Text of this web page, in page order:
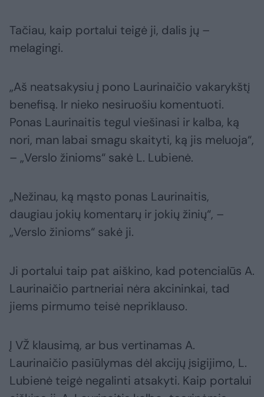
Tačiau, kaip portalui teigė ji, dalis jų –
melagingi.
„Aš neatsakysiu į pono Laurinaičio vakarykštį
benefisą. Ir nieko nesiruošiu komentuoti.
Ponas Laurinaitis tegul viešinasi ir kalba, ką
nori, man labai smagu skaityti, ką jis meluoja“,
– „Verslo žinioms“ sakė L. Lubienė.
„Nežinau, ką mąsto ponas Laurinaitis,
daugiau jokių komentarų ir jokių žinių“, –
„Verslo žinioms“ sakė ji.
Ji portalui taip pat aiškino, kad potencialūs A.
Laurinaičio partneriai nėra akcininkai, tad
jiems pirmumo teisė nepriklauso.
Į VŽ klausimą, ar bus vertinamas A.
Laurinaičio pasiūlymas dėl akcijų įsigijimo, L.
Lubienė teigė negalinti atsakyti. Kaip portalui